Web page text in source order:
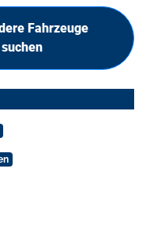
Fahrzeuge